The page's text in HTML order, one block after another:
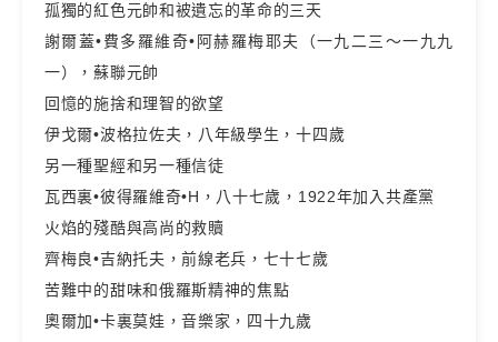
孤獨的紅色元帥和被遺忘的革命的三天
謝爾蓋•費多羅維奇•阿赫羅梅耶夫（一九二三～一九九
一），蘇聯元帥
回憶的施捨和理智的欲望
伊戈爾•波格拉佐夫，八年級學生，十四歲
另一種聖經和另一種信徒
瓦西裏•彼得羅維奇•Н，八十七歲，1922年加入共產黨
火焰的殘酷與高尚的救贖
齊梅良•吉納托夫，前線老兵，七十七歲
苦難中的甜味和俄羅斯精神的焦點
奧爾加•卡裏莫娃，音樂家，四十九歲